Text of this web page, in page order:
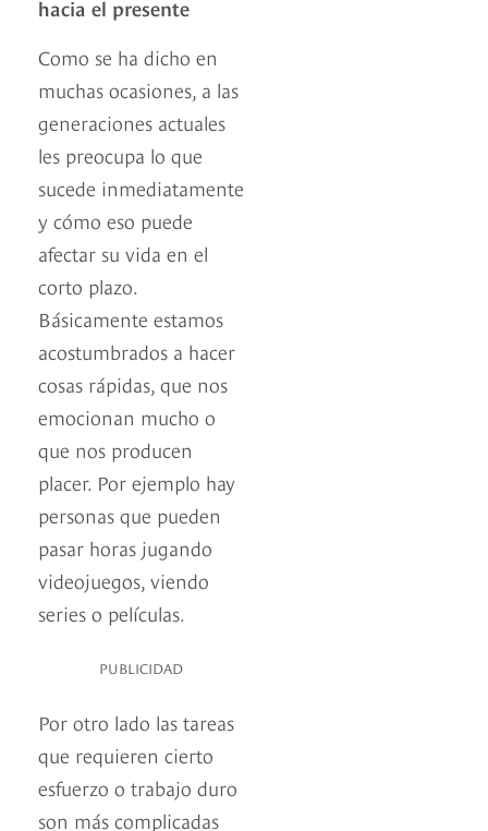
hacia el presente
Como se ha dicho en
muchas ocasiones, a las
generaciones actuales
les preocupa lo que
sucede inmediatamente
y cómo eso puede
afectar su vida en el
corto plazo.
Básicamente estamos
acostumbrados a hacer
cosas rápidas, que nos
emocionan mucho o
que nos producen
placer. Por ejemplo hay
personas que pueden
pasar horas jugando
videojuegos, viendo
series o películas.
PUBLICIDAD
Por otro lado las tareas
que requieren cierto
esfuerzo o trabajo duro
son más complicadas